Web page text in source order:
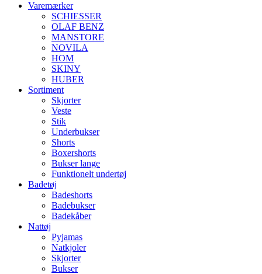
Varemærker
SCHIESSER
OLAF BENZ
MANSTORE
NOVILA
HOM
SKINY
HUBER
Sortiment
Skjorter
Veste
Stik
Underbukser
Shorts
Boxershorts
Bukser lange
Funktionelt undertøj
Badetøj
Badeshorts
Badebukser
Badekåber
Nattøj
Pyjamas
Natkjoler
Skjorter
Bukser